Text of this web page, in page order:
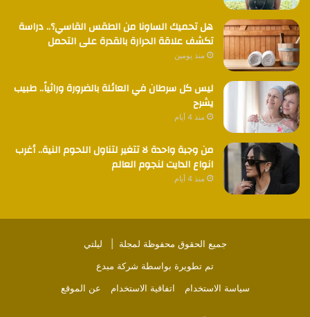
هل تحميك الساونا من الطقس القاسي؟.. دراسة
تكشف علاقة الحرارة بالقدرة على التحمل
منذ يومين
ليس كل سرطان في العائلة بالضرورة وراثياً.. طبيب
يشرح
منذ 4 أيام
من وجبة واحدة لا تتغير لتناول اللحوم النية.. أغرب
انواع الدايت لنجوم العالم
منذ 4 أيام
جميع الحقوق محفوظة لمجلة | ليلتي
تم تطويرة بواسطة شركة مبدع
سياسة الاستخدام
اتفاقية الاستخدام عن الموقع